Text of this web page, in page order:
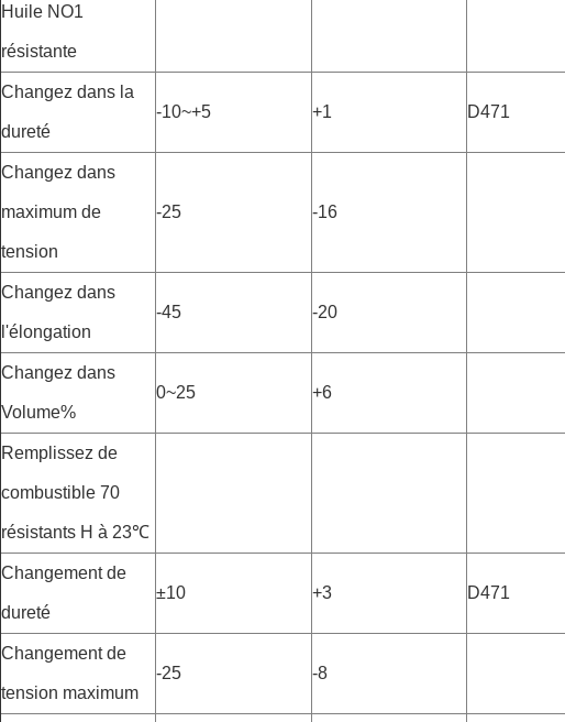
Huile NO1
résistante
Changez dans la
dureté
-10~+5 +1 D471
Changez dans
maximum de
tension
-25 -16
Changez dans
l'élongation
-45 -20
Changez dans
Volume%
0~25 +6
Remplissez de
combustible 70
résistants H à 23℃
Changement de
dureté
±10 +3 D471
Changement de
tension maximum
-25 -8